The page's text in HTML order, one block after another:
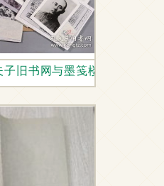
子旧书网与墨笺楼商城的影像